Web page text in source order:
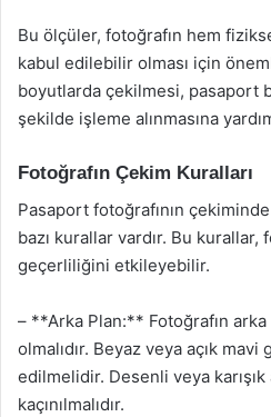
Bu ölçüler, fotoğrafın hem
kabul edilebilir olması için
boyutlarda çekilmesi, pasaport
şekilde işleme alınmasına
Fotoğrafın Çekim Kuralları
Pasaport fotoğrafının
bazı kurallar vardır. Bu kurallar,
geçerliliğini etkileyebilir.
– **Arka Plan:** Fotoğrafın arka
olmalıdır. Beyaz veya açık
edilmelidir. Desenli veya
kaçınılmalıdır.